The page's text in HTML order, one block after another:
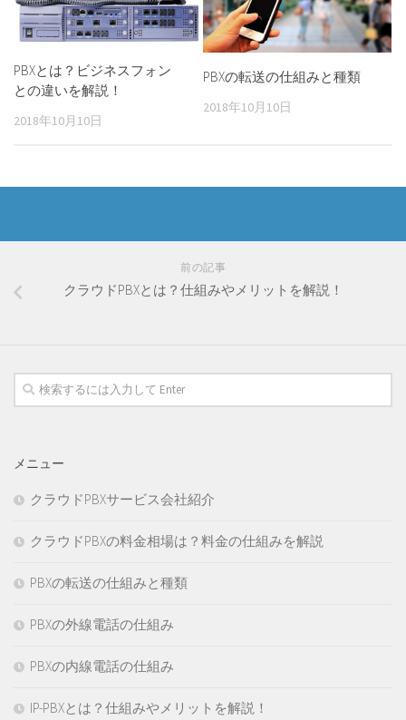
PBXとは？ビジネスフォン
との違いを解説！
2018年10月10日
PBXの転送の仕組みと種類
2018年10月10日
前の記事
クラウドPBXとは？仕組みやメリットを解説！
メニュー
クラウドPBXサービス会社紹介
クラウドPBXの料金相場は？料金の仕組みを解説
PBXの転送の仕組みと種類
PBXの外線電話の仕組み
PBXの内線電話の仕組み
IP-PBXとは？仕組みやメリットを解説！